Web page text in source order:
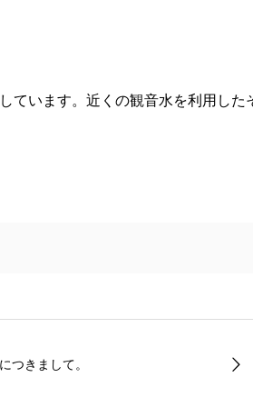
ています。近くの観音水を利用した
つきまして。